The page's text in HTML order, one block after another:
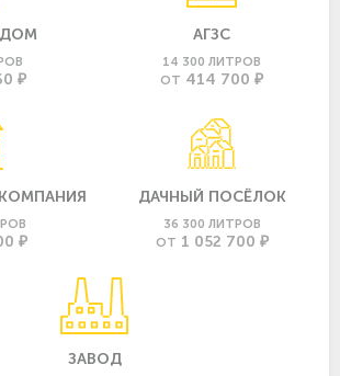
₽
АГЗС
14 300 ЛИТРОВ
ОТ 414 700 ₽
₽
ДАЧНЫЙ ПОСЁЛОК
36 300 ЛИТРОВ
ОТ 1 052 700 ₽
ЗАВОД